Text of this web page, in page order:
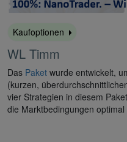
Kaufoptionen
WL Timm
Das Paket wurde entwickelt,
(kurzen,
vier Strategien in diesem
die Marktbedingungen optimal